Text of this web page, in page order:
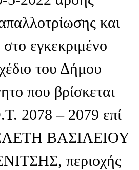
και
εγκεκριμένο
του Δήμου
που βρίσκεται
2078 – 2079 επί
ΒΑΣΙΛΕΙΟΥ
περιοχής